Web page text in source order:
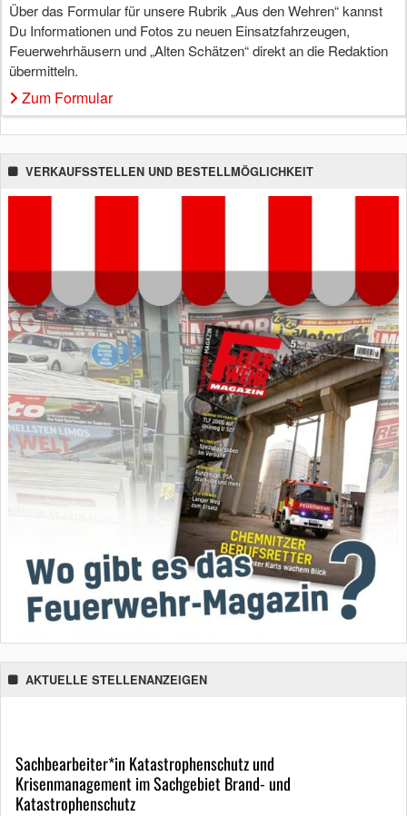
Über das Formular für unsere Rubrik „Aus den Wehren“ kannst
Du Informationen und Fotos zu neuen Einsatzfahrzeugen,
Feuerwehrhäusern und „Alten Schätzen“ direkt an die Redaktion
übermitteln.
Zum Formular
VERKAUFSSTELLEN UND BESTELLMÖGLICHKEIT
AKTUELLE STELLENANZEIGEN
Sachbearbeiter*in Katastrophenschutz und
Krisenmanagement im Sachgebiet Brand- und
Katastrophenschutz